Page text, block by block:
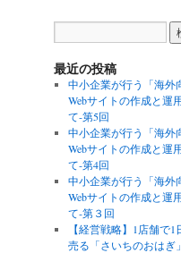
最近の投稿
中小企業が行う「海外
Webサイトの作成と運
て‐第5回
中小企業が行う「海外
Webサイトの作成と運
て‐第4回
中小企業が行う「海外
Webサイトの作成と運
て‐第３回
【経営戦略】1店舗で1
売る「さいちのおはぎ